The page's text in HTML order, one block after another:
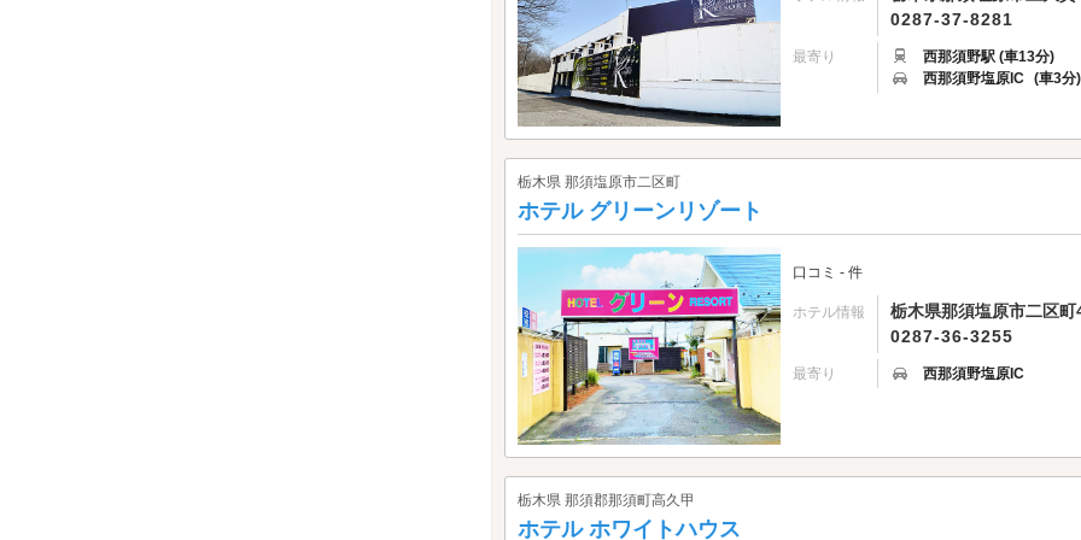
0287-37-8281
最寄り
西那須野駅 (車13分)
西那須野塩原IC (車3分)
栃木県 那須塩原市二区町
ホテル グリーンリゾート
口コミ - 件
ホテル情報
栃木県那須塩原市二区
0287-36-3255
最寄り 西那須野塩原IC
栃木県 那須郡那須町高久甲
ホテル ホワイトハウス